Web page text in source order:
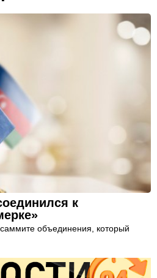
к
объединения, который